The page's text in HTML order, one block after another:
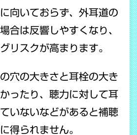
向いておらず、外耳道の
合は反響しやすくなり、
リスクが高まります。
穴の大きさと耳栓の大き
ったり、聴力に対して耳
いないなどがあると補聴
得られません。